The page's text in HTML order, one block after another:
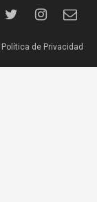
Política de Privacidad